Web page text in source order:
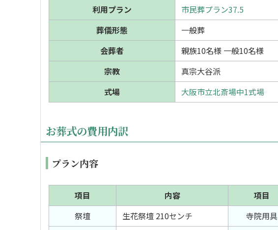
利用プラン
市民葬プラン37.5
葬儀形態
一般葬
会葬者
親族10名様 一般10名様
宗教
真宗大谷派
式場
大阪市立北斎場中1式場
お葬式の費用内訳
プラン内容
項目 内容 項目
祭壇
生花祭壇 210センチ 寺院用具